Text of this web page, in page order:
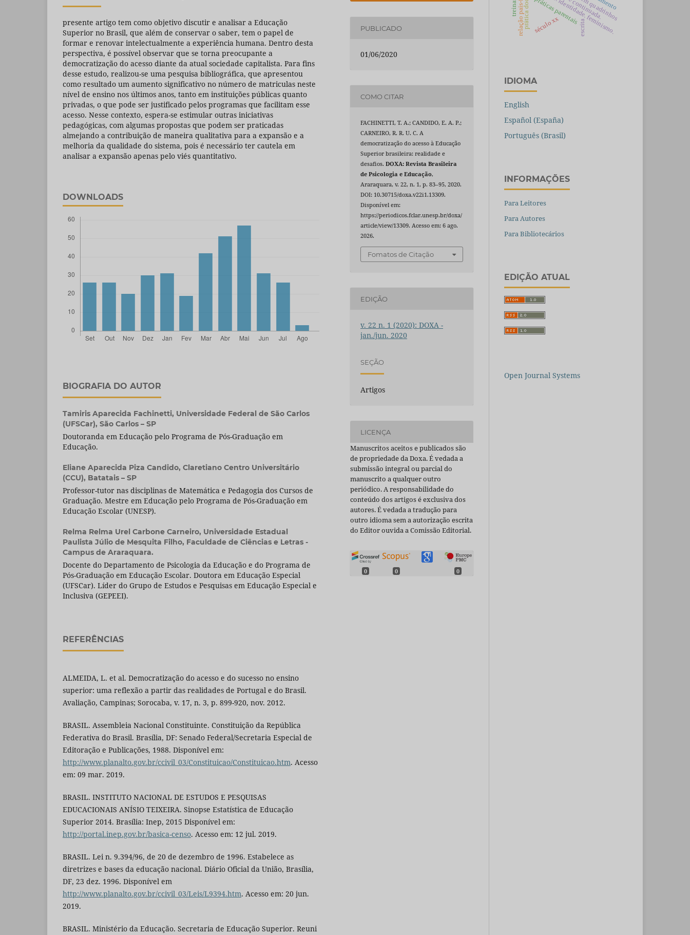
presente artigo tem como objetivo discutir e analisar a Educação
Superior no Brasil, que além de conservar o saber, tem o papel de
formar e renovar intelectualmente a experiência humana. Dentro desta
perspectiva, é possível observar que se torna preocupante a
democratização do acesso diante da atual sociedade capitalista. Para fins
desse estudo, realizou-se uma pesquisa bibliográfica, que apresentou
como resultado um aumento significativo no número de matriculas neste
nível de ensino nos últimos anos, tanto em instituições públicas quanto
privadas, o que pode ser justificado pelos programas que facilitam esse
acesso. Nesse contexto, espera-se estimular outras iniciativas
pedagógicas, com algumas propostas que podem ser praticadas
almejando a contribuição de maneira qualitativa para a expansão e a
melhoria da qualidade do sistema, pois é necessário ter cautela em
analisar a expansão apenas pelo viés quantitativo.
DOWNLOADS
BIOGRAFIA DO AUTOR
Tamiris Aparecida Fachinetti, Universidade Federal de São Carlos
(UFSCar), São Carlos – SP
Doutoranda em Educação pelo Programa de Pós-Graduação em
Educação.
Eliane Aparecida Piza Candido, Claretiano Centro Universitário
(CCU), Batatais – SP
Professor-tutor nas disciplinas de Matemática e Pedagogia dos Cursos de
Graduação. Mestre em Educação pelo Programa de Pós-Graduação em
Educação Escolar (UNESP).
Relma Relma Urel Carbone Carneiro, Universidade Estadual
Paulista Júlio de Mesquita Filho, Faculdade de Ciências e Letras -
Campus de Araraquara.
Docente do Departamento de Psicologia da Educação e do Programa de
Pós-Graduação em Educação Escolar. Doutora em Educação Especial
(UFSCar). Líder do Grupo de Estudos e Pesquisas em Educação Especial e
Inclusiva (GEPEEI).
REFERÊNCIAS
ALMEIDA, L. et al. Democratização do acesso e do sucesso no ensino
superior: uma reflexão a partir das realidades de Portugal e do Brasil.
Avaliação, Campinas; Sorocaba, v. 17, n. 3, p. 899-920, nov. 2012.
BRASIL. Assembleia Nacional Constituinte. Constituição da República
Federativa do Brasil. Brasília, DF: Senado Federal/Secretaria Especial de
Editoração e Publicações, 1988. Disponível em:
http://www.planalto.gov.br/ccivil_03/Constituicao/Constituicao.htm. Acesso
em: 09 mar. 2019.
BRASIL. INSTITUTO NACIONAL DE ESTUDOS E PESQUISAS
EDUCACIONAIS ANÍSIO TEIXEIRA. Sinopse Estatística de Educação
Superior 2014. Brasília: Inep, 2015 Disponível em:
http://portal.inep.gov.br/basica-censo. Acesso em: 12 jul. 2019.
BRASIL. Lei n. 9.394/96, de 20 de dezembro de 1996. Estabelece as
diretrizes e bases da educação nacional. Diário Oficial da União, Brasília,
DF, 23 dez. 1996. Disponível em
http://www.planalto.gov.br/ccivil_03/Leis/L9394.htm. Acesso em: 20 jun.
2019.
BRASIL. Ministério da Educação. Secretaria de Educação Superior. Reuni
PUBLICADO
01/06/2020
COMO CITAR
FACHINETTI, T. A.; CANDIDO, E. A. P.;
CARNEIRO, R. R. U. C. A
democratização do acesso à Educação
Superior brasileira: realidade e
desafios.DOXA: Revista Brasileira
de Psicologia e Educação,
Araraquara, v. 22, n. 1, p. 83–95, 2020.
DOI: 10.30715/doxa.v22i1.13309.
Disponível em:
https://periodicos.fclar.unesp.br/doxa/
article/view/13309. Acesso em: 6 ago.
2026.
Fomatos de Citação
EDIÇÃO
v. 22 n. 1 (2020): DOXA -
jan./jun. 2020
SEÇÃO
Artigos
LICENÇA
Manuscritos aceitos e publicados são
de propriedade da Doxa. É vedada a
submissão integral ou parcial do
manuscrito a qualquer outro
periódico. A responsabilidade do
conteúdo dos artigos é exclusiva dos
autores. É vedada a tradução para
outro idioma sem a autorização escrita
do Editor ouvida a Comissão Editorial.
0 0 0
práticas parentais
escrita
século xx
IDIOMA
English
Español (España)
Português (Brasil)
INFORMAÇÕES
Para Leitores
Para Autores
Para Bibliotecários
EDIÇÃO ATUAL
Open Journal Systems